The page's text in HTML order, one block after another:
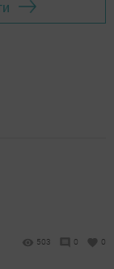
503 0 0